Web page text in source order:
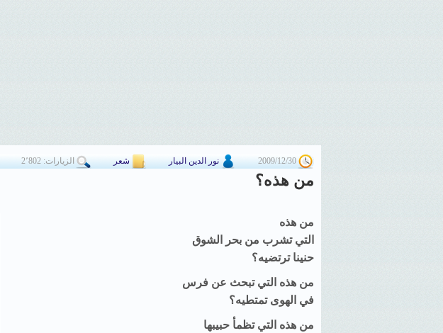
2009/12/30 نور الدين البيار شعر الزيارات: 2٬802
من هذه؟
من هذه
التي تشرب من بحر الشوق
حنينا ترتضيه؟
من هذه التي تبحث عن فرس
في الهوى تمتطيه؟
من هذه التي تظمأ حبيبها